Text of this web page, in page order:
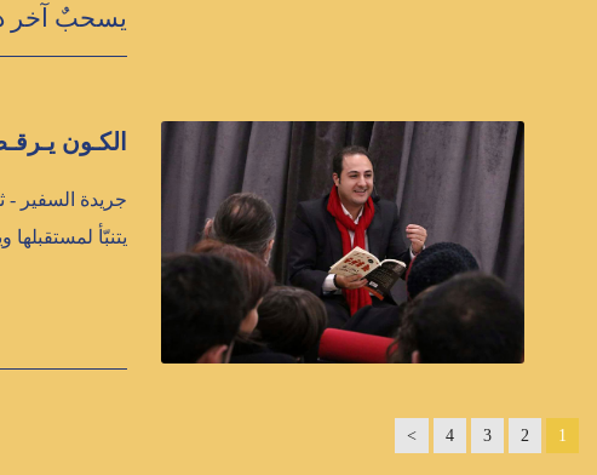
يسحبٌ آخر
الكـون
جريدة السفير -
يتنبّأ
1
2
3
4
>